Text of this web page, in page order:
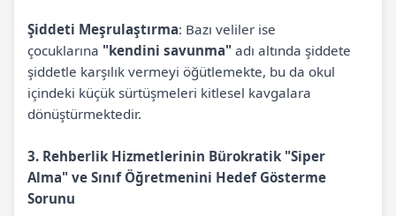
Şiddeti Meşrulaştırma: Bazı veliler ise
çocuklarına "kendini savunma" adı altında şiddete
şiddetle karşılık vermeyi öğütlemekte, bu da okul
içindeki küçük sürtüşmeleri kitlesel kavgalara
dönüştürmektedir.
3. Rehberlik Hizmetlerinin Bürokratik "Siper
Alma" ve Sınıf Öğretmenini Hedef Gösterme
Sorunu